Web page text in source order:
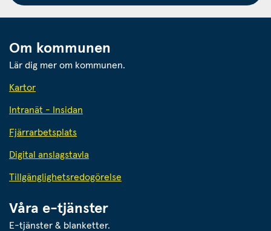
Om kommunen
Lär dig mer om kommunen.
Kartor
Intranät - Insidan
Fjärrarbetsplats
Digital anslagstavla
Tillgänglighetsredogörelse
Våra e-tjänster
E-tjänster & blanketter.